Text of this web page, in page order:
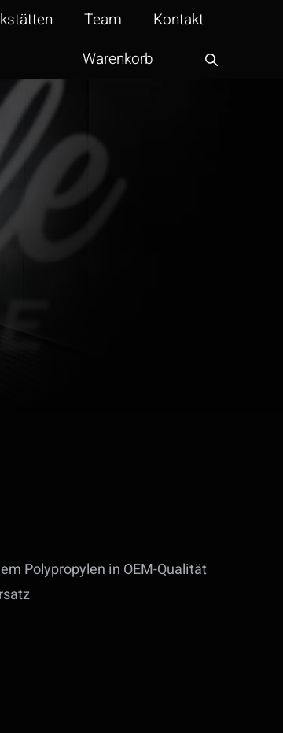
Team
Kontakt
Warenkorb
Polypropylen in OEM-Qualität